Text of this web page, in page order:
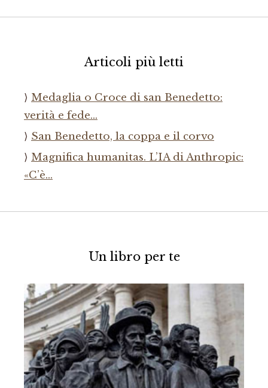
Articoli più letti
Medaglia o Croce di san Benedetto:
verità e fede…
San Benedetto, la coppa e il corvo
Magnifica humanitas. L’IA di Anthropic:
«C’è…
Un libro per te